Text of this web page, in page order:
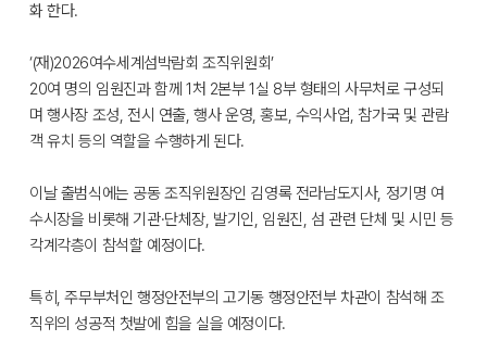
화 한다.
‘(재)2026여수세계섬박람회 조직위원회’
20여 명의 임원진과 함께 1처 2본부 1실 8부 형태의 사무처로 구성되
며 행사장 조성, 전시 연출, 행사 운영, 홍보, 수익사업, 참가국 및 관람
객 유치 등의 역할을 수행하게 된다.
이날 출범식에는 공동 조직위원장인 김영록 전라남도지사, 정기명 여
수시장을 비롯해 기관·단체장, 발기인, 임원진, 섬 관련 단체 및 시민 등
각계각층이 참석할 예정이다.
특히, 주무부처인 행정안전부의 고기동 행정안전부 차관이 참석해 조
직위의 성공적 첫발에 힘을 실을 예정이다.